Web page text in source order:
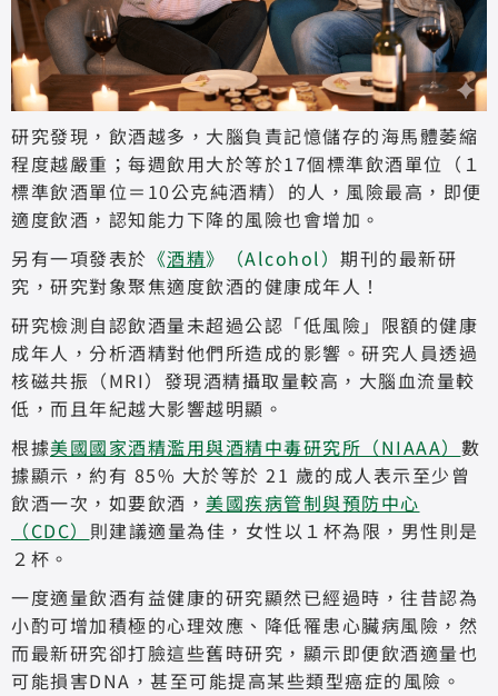
研究發現，飲酒越多，大腦負責記憶儲存的海馬體萎縮
程度越嚴重；每週飲用大於等於17個標準飲酒單位（１
標準飲酒單位＝10公克純酒精）的人，風險最高，即便
適度飲酒，認知能力下降的風險也會增加。
另有一項發表於 《酒精》（Alcohol） 期刊的最新研
究，研究對象聚焦適度飲酒的健康成年人！
研究檢測自認飲酒量未超過公認「低風險」限額的健康
成年人，分析酒精對他們所造成的影響。研究人員透過
核磁共振（MRI）發現酒精攝取量較高，大腦血流量較
低，而且年紀越大影響越明顯。
根據美國國家酒精濫用與酒精中毒研究所（NIAAA） 數
據顯示，約有 85% 大於等於 21 歲的成人表示至少曾
飲酒一次，如要飲酒， 美國疾病管制與預防中心
（CDC） 則建議適量為佳，女性以１杯為限，男性則是
２杯。
一度適量飲酒有益健康的研究顯然已經過時，往昔認為
小酌可增加積極的心理效應、降低罹患心臟病風險，然
而最新研究卻打臉這些舊時研究，顯示即便飲酒適量也
可能損害DNA，甚至可能提高某些類型癌症的風險。